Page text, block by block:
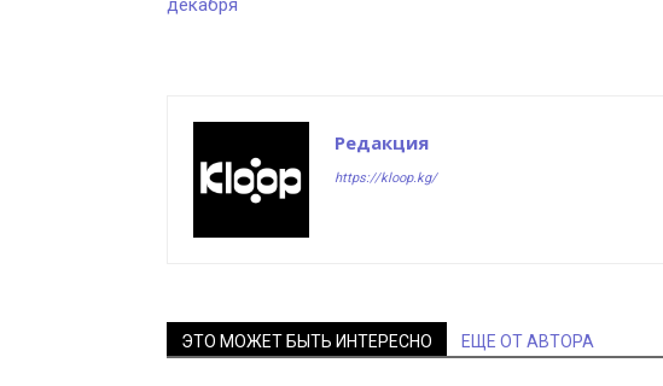
декабря
Редакция
https://kloop.kg/
ЭТО МОЖЕТ БЫТЬ ИНТЕРЕСНО ЕЩЕ ОТ АВТОРА